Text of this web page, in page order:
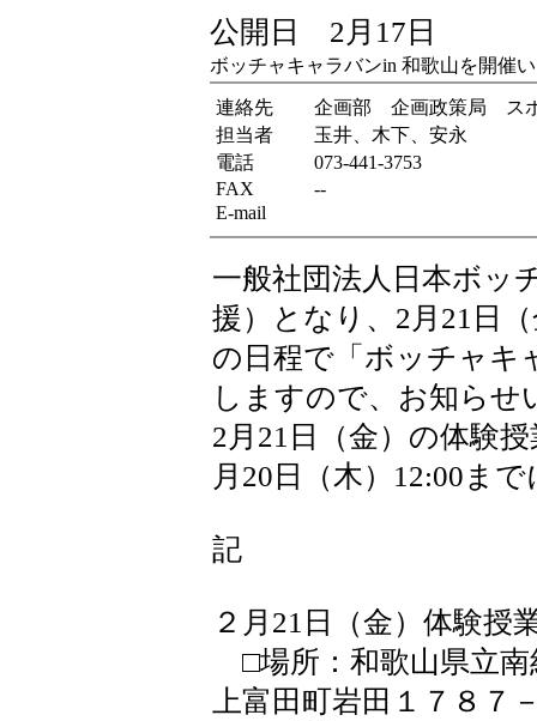
公開日 2月17日
ボッチャキャラバンin 和歌山を開催
連絡先
企画部 企画政策局 ス
担当者
玉井、木下、安永
電話
073-441-3753
FAX
--
E-mail
一般社団法人日本ボッ
援）となり、2月21日
の日程で「ボッチャキ
しますので、お知らせ
2月21日（金）の体験
月20日（木）12:00ま
記
２月21日（金）体験授
□場所：和歌山県立南
上富田町岩田１７８７